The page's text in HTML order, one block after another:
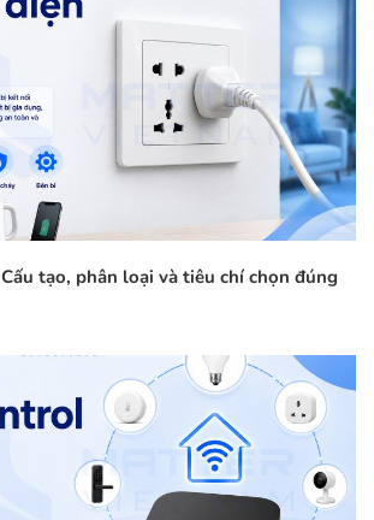
tạo, phân loại và tiêu chí chọn đúng